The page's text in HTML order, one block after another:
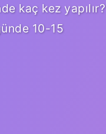
kaç kez yapılır?
10-15